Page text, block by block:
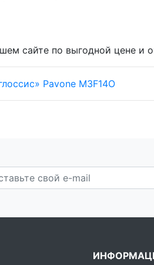
сайте по выгодной цене и
Pavone M3F14O